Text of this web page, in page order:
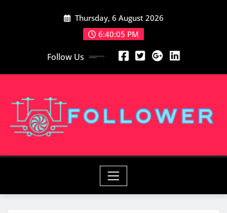
Thursday, 6 August 2026
6:40:06 PM
Follow Us